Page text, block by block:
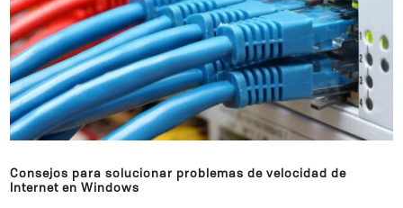
Consejos para solucionar problemas de velocidad de
Internet en Windows